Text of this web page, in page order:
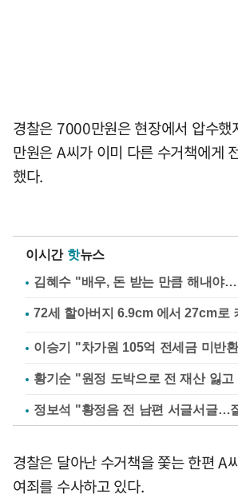
경찰은 7000만원은 현장에서 압수
만원은 A씨가 이미 다른 수거책에게
했다.
이시간 핫뉴스
김혜수 "배우, 돈 받는 만큼 해내야
이승기 "차가원 105억 전세금 미반
황기순 "원정 도박으로 전 재산 잃
정보석 "황정음 전 남편 서글서글…
경찰은 달아난 수거책을 쫓는 한편 A
여죄를 수사하고 있다.